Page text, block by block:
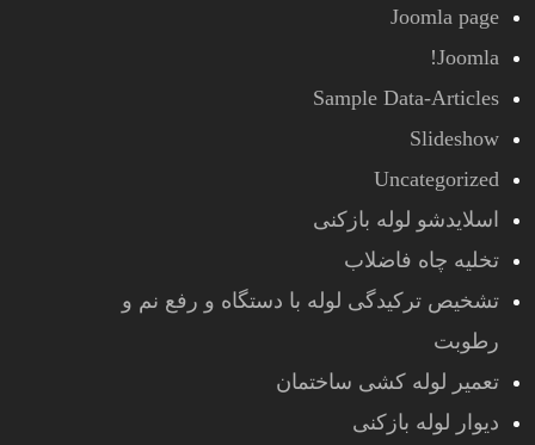
Joomla page
Joomla!
Sample Data-Articles
Slideshow
Uncategorized
اسلایدشو لوله بازکنی
تخلیه چاه فاضلاب
تشخیص ترکیدگی لوله با دستگاه و رفع نم و
رطوبت
تعمیر لوله کشی ساختمان
دیوار لوله بازکنی